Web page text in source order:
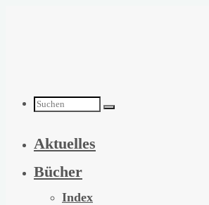
Suchen
nach:
Aktuelles
Bücher
Index